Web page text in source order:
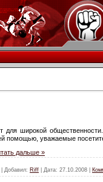
для широкой
уважаемые
дальше »
Добавил: Riff Дата: 27.10.2008